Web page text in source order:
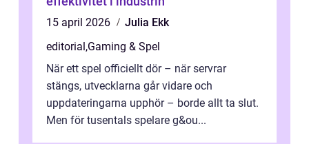
15 april 2026
Julia Ekk
editorial,Gaming & Spel
När ett spel officiellt dör – när servrar
stängs, utvecklarna går vidare och
uppdateringarna upphör – borde allt ta slut.
Men för tusentals spelare g&ou...